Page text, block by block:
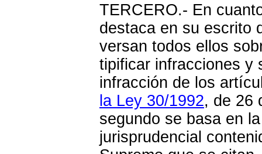
TERCERO.- En
destaca en su escrito
versan todos ellos
tipificar infracciones y
infracción de los
la Ley 30/1992, de 26
segundo se basa en
jurisprudencial